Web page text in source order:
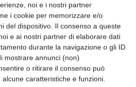
noi e i nostri partner
i cookie per memorizzare e/o
del dispositivo. Il consenso a queste
e ai nostri partner di elaborare dati
durante la navigazione o gli ID
mostrare annunci (non)
o ritirare il consenso può
caratteristiche e funzioni.
qualità